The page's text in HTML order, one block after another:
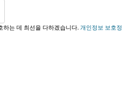
하는 데 최선을 다하겠습니다.개인정보 보호정